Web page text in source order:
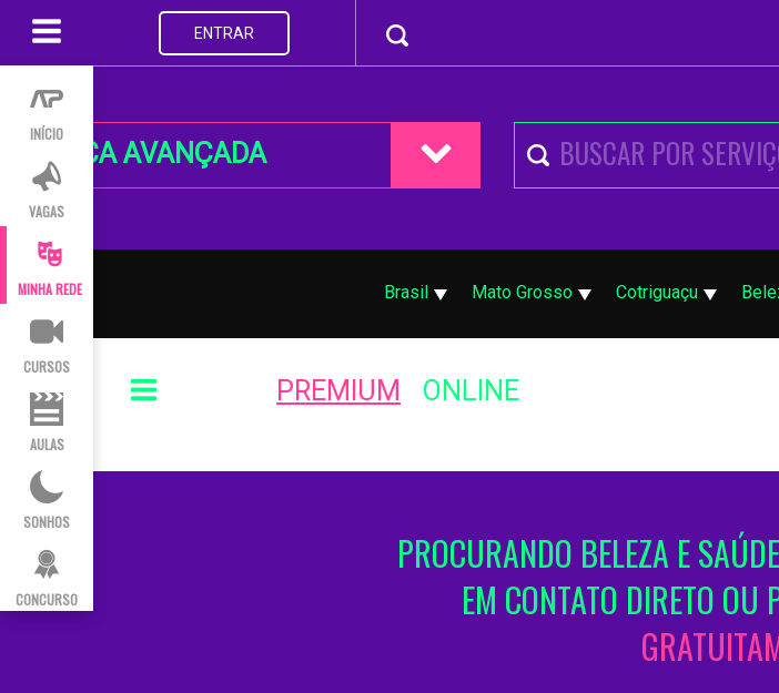
INÍCIO
VAGAS
MINHA REDE
CURSOS
AULAS
SONHOS
CONCURSO
ENTRAR
BUSCA AVANÇADA
Brasil Mato Grosso Cotriguaçu
PREMIUM ONLINE
PROCURANDO BELEZA E
EM CONTATO DIRETO